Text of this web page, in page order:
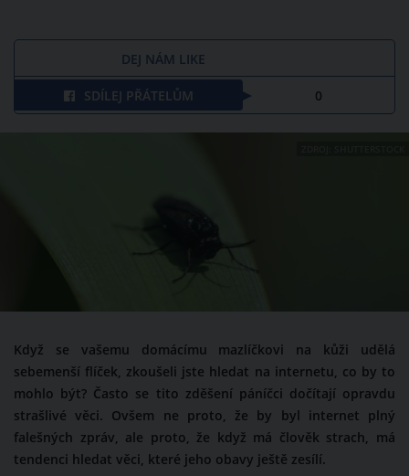
DEJ NÁM LIKE
SDÍLEJ PŘÁTELŮM 0
Když se vašemu domácímu mazlíčkovi na kůži udělá
sebemenší flíček, zkoušeli jste hledat na internetu, co by to
mohlo být? Často se tito zděšení páníčci dočítají opravdu
strašlivé věci. Ovšem ne proto, že by byl internet plný
falešných zpráv, ale proto, že když má člověk strach, má
tendenci hledat věci, které jeho obavy ještě zesílí.